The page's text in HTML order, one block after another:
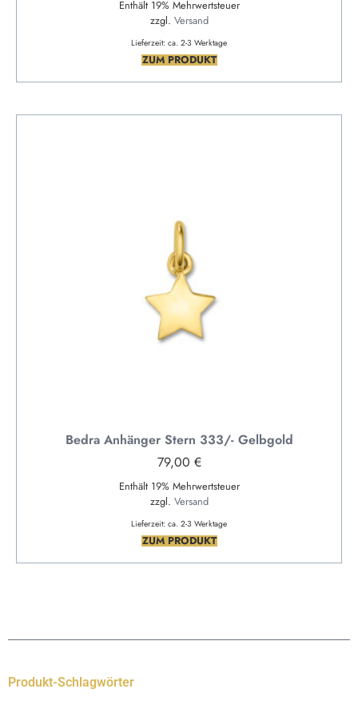
Enthält 19% Mehrwertsteuer
zzgl. Versand
Lieferzeit: ca. 2-3 Werktage
ZUM PRODUKT
Bedra Anhänger Stern 333/- Gelbgold
79,00 €
Enthält 19% Mehrwertsteuer
zzgl. Versand
Lieferzeit: ca. 2-3 Werktage
ZUM PRODUKT
Produkt-Schlagwörter